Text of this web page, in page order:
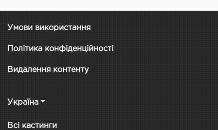
Умови використання
Політика конфіденційності
Видалення контенту
Україна
Всі кастинги